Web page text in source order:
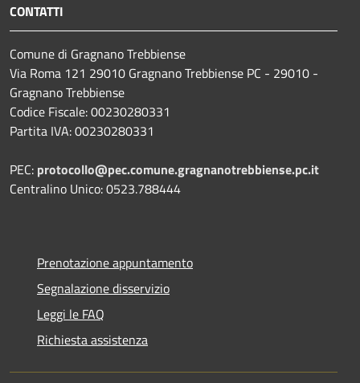
CONTATTI
Comune di Gragnano Trebbiense
Via Roma 121 29010 Gragnano Trebbiense PC - 29010 -
Gragnano Trebbiense
Codice Fiscale: 00230280331
Partita IVA: 00230280331
PEC: protocollo@pec.comune.gragnanotrebbiense.pc.it
Centralino Unico: 0523.788444
Prenotazione appuntamento
Segnalazione disservizio
Leggi le FAQ
Richiesta assistenza